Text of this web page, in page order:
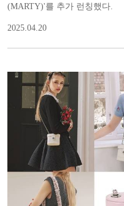
(MARTY)'를 추가 런칭했다.
2025.04.20